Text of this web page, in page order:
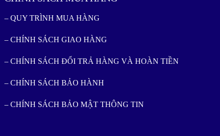
– QUY TRÌNH MUA HÀNG
– CHÍNH SÁCH GIAO HÀNG
– CHÍNH SÁCH ĐỔI TRẢ HÀNG VÀ HOÀN TIỀN
– CHÍNH SÁCH BẢO HÀNH
– CHÍNH SÁCH BẢO MẬT THÔNG TIN